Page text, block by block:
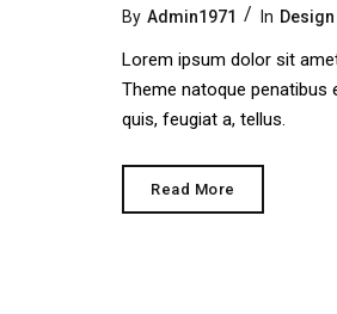
By Admin1971 Categories
In Design
Lorem ipsum dolor sit
Theme natoque penatibus
quis, feugiat a, tellus.
Read More